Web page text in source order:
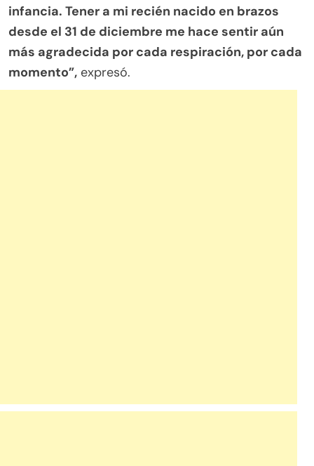
infancia. Tener a mi recién nacido en brazos
desde el 31 de diciembre me hace sentir aún
más agradecida por cada respiración, por cada
momento”, expresó.